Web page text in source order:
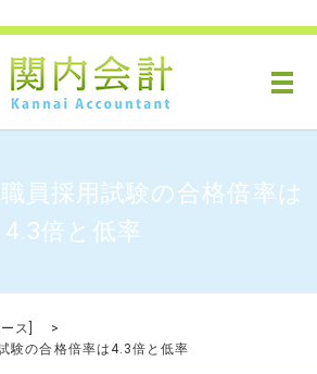
メ
員採用試験の合格倍率は
4.3倍と低率
ス
験の合格倍率は4.3倍と低率